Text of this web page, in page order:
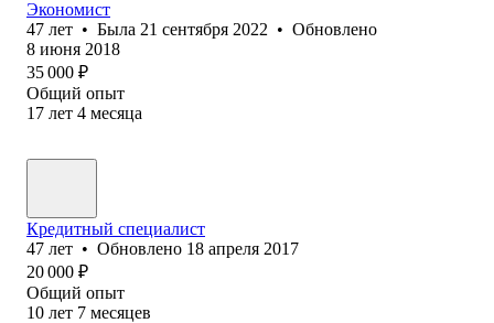
Экономист
47 лет • Была 21 сентября 2022 • Обновлено
8 июня 2018
35 000 ₽
Общий опыт
17 лет 4 месяца
Кредитный специалист
47 лет • Обновлено 18 апреля 2017
20 000 ₽
Общий опыт
10 лет 7 месяцев